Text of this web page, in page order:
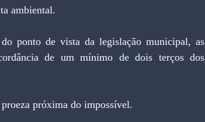
ambiental.
ponto de vista da legislação municipal, as
de um mínimo de dois terços dos
próxima do impossível.